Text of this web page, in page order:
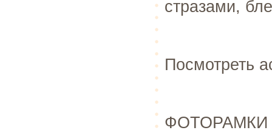
стразами,
Посмотреть
ФОТОРАМКИ